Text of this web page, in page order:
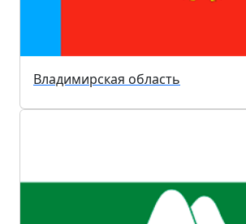
Владимирская область